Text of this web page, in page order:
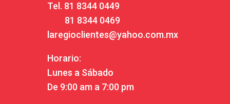
Tel. 81 8344 0449
81 8344 0469
laregioclientes@yahoo.com.mx
Horario:
Lunes a Sábado
De 9:00 am a 7:00 pm